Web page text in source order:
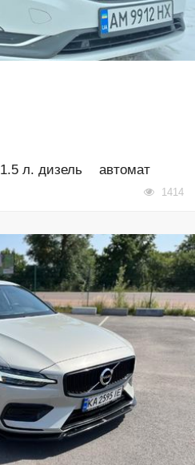
1.5 л. дизель автомат
1414